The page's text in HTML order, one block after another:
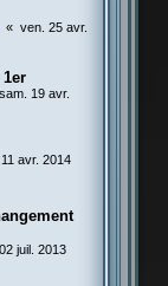
« ven. 25 avr.
sam. 19 avr.
avr. 2014
juil. 2013